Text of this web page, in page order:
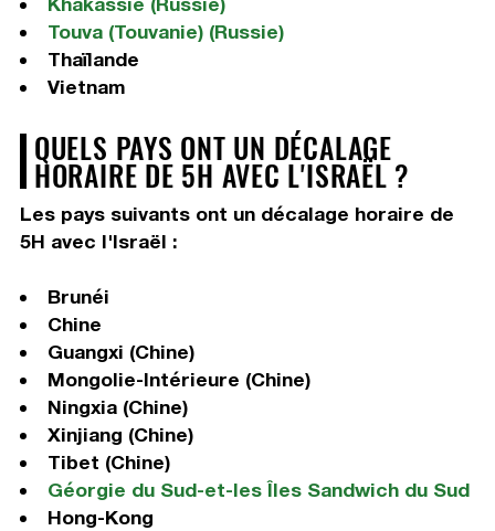
Touva (Touvanie) (Russie)
Thaïlande
Vietnam
QUELS PAYS ONT UN DÉCALAGE
HORAIRE DE 5H AVEC L'ISRAËL ?
Les pays suivants ont un décalage horaire de
5H avec l'Israël :
Brunéi
Chine
Guangxi (Chine)
Mongolie-Intérieure (Chine)
Ningxia (Chine)
Xinjiang (Chine)
Tibet (Chine)
Géorgie du Sud-et-les Îles Sandwich du Sud
Hong-Kong